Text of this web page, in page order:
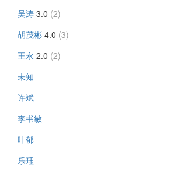
吴涛 3.0 (2)
胡茂彬 4.0 (3)
王永 2.0 (2)
未知
许斌
李书敏
叶郁
乐珏